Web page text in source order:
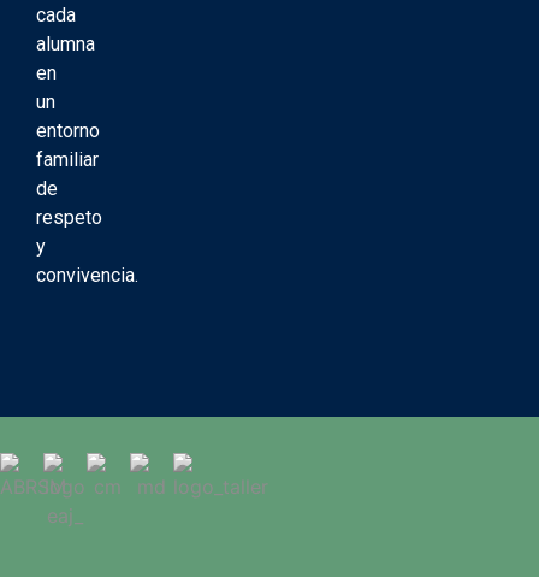
cada
alumna
en
un
entorno
familiar
de
respeto
y
convivencia.